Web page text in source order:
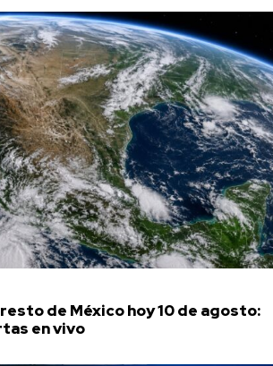
resto de México hoy 10 de agosto:
en vivo